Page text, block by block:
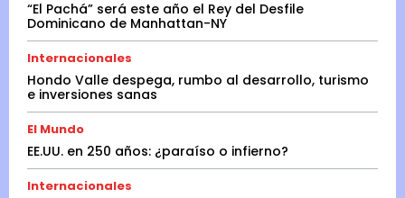
“El Pachá” será este año el Rey del Desfile
Dominicano de Manhattan-NY
Internacionales
Hondo Valle despega, rumbo al desarrollo, turismo
e inversiones sanas
El Mundo
EE.UU. en 250 años: ¿paraíso o infierno?
Internacionales